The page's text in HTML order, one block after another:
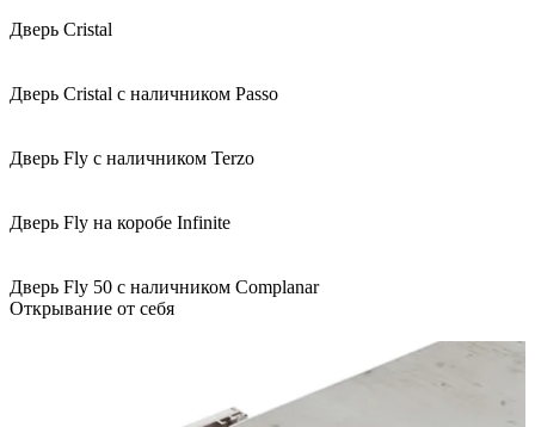
Дверь Cristal
Дверь Cristal с наличником Passo
Дверь Fly с наличником Terzo
Дверь Fly на коробе Infinite
Дверь Fly 50 с наличником Complanar
Открывание от себя